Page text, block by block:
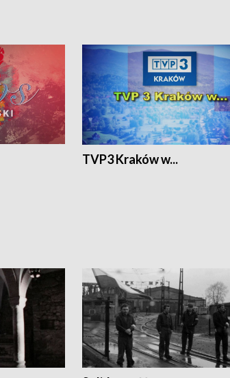
TVP3 Kraków w...